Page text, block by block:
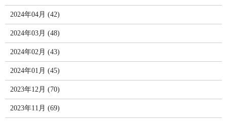
2024年04月 (42)
2024年03月 (48)
2024年02月 (43)
2024年01月 (45)
2023年12月 (70)
2023年11月 (69)